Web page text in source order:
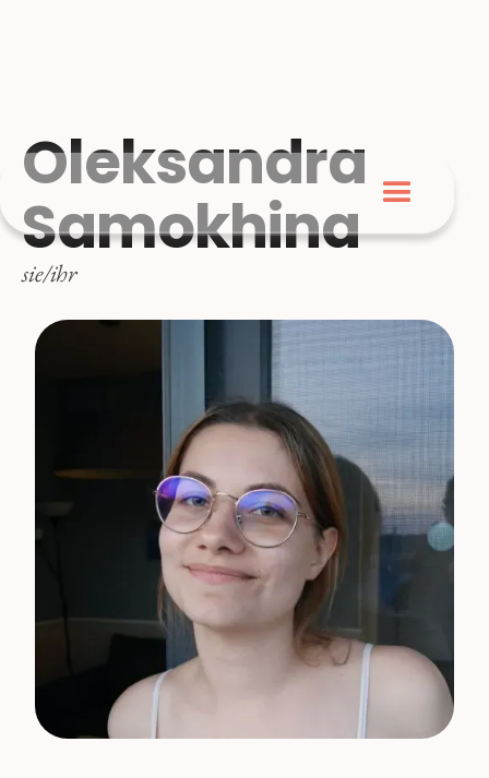
Oleksandra
Samokhina
sie/ihr